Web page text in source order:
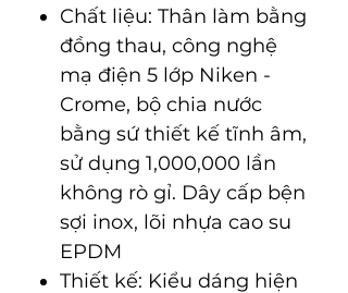
Chất liệu: Thân làm bằng
đồng thau, công nghệ
mạ điện 5 lớp Niken -
Crome, bộ chia nước
bằng sứ thiết kế tĩnh âm,
sử dụng 1,000,000 lần
không rò gỉ. Dây cấp bện
sợi inox, lõi nhựa cao su
EPDM
Thiết kế: Kiểu dáng hiện